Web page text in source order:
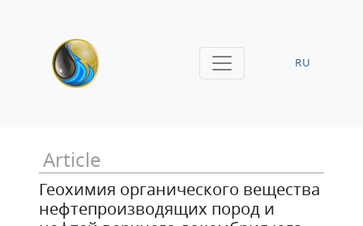
RU
Article
Геохимия органического вещества
нефтепроизводящих пород и